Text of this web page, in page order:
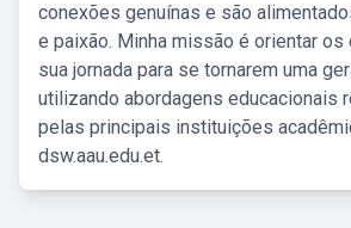
conexões genuínas e são
e paixão. Minha missão é orientar
sua jornada para se tornarem uma
utilizando abordagens educacionais
pelas principais instituições
dsw.aau.edu.et.